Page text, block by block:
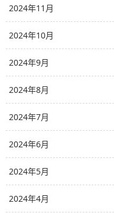
2024年11月
2024年10月
2024年9月
2024年8月
2024年7月
2024年6月
2024年5月
2024年4月